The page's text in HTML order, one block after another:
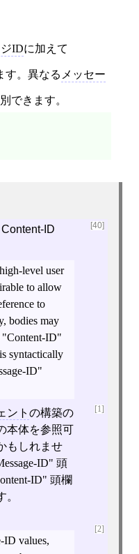
IDに加えて
す。異なる メッセー
できます。
[40]
level user
to allow
bodies may
[1]
ント の構築の
本体を参照可
もしれませ
ID" 頭
ID" 頭欄
[2]